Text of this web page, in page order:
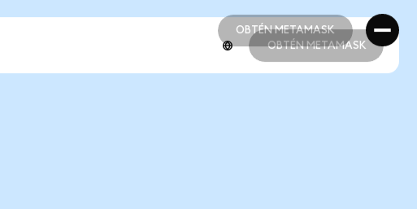
OBTÉN METAMASK
OBTÉN METAMASK
OBTÉN METAMASK